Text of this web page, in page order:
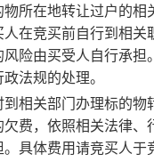
所在地转让过户的
在竞买前自行到相
险由买受人自行承
法规的处理。
相关部门办理标的
费，依照相关法律
具体费用请竞买人